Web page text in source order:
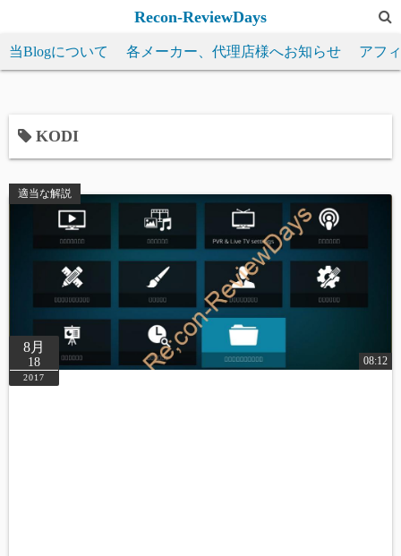
テ
ッ
Recon-ReviewDays
当Blogについて 各メーカー、代理店様へお知らせ アフ
KODI
適当な解説
8月
18
2017
08:12